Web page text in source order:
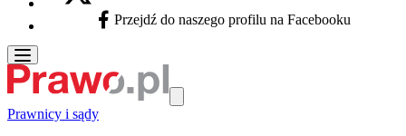
Facebook - otwiera się w nowej karcie
Przejdź do naszego profilu na Facebooku
Prawnicy i sądy